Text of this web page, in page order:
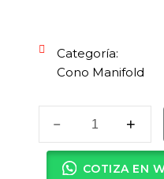
Categoría:
Cono Manifold
COTIZA EN